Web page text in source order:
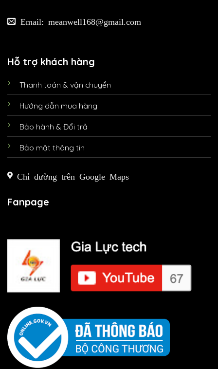
Email: meanwell168@gmail.com
Hỗ trợ khách hàng
Thanh toán & vận chuyển
Hướng dẫn mua hàng
Bảo hành & Đổi trả
Bảo mật thông tin
Chỉ đường trên Google Maps
Fanpage